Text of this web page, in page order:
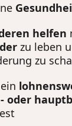
helfen
zu leben
zu
oder